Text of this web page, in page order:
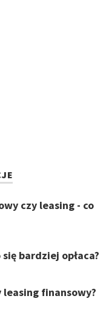
czy leasing - co
bardziej opłaca?
leasing finansowy?